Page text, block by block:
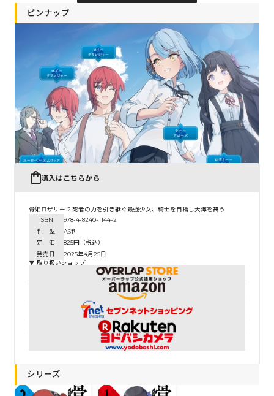
ピンナップ
購入はこちらから
骨姫ロザリー 2.死者の力を引き継ぐ最強少女、騎士を目指し大海を舞う
ISBN
978-4-8240-1144-2
判 型
A6判
定 価
825円（税込）
発売日
2025年4月25日
▼ 取り扱いショップ
シリーズ